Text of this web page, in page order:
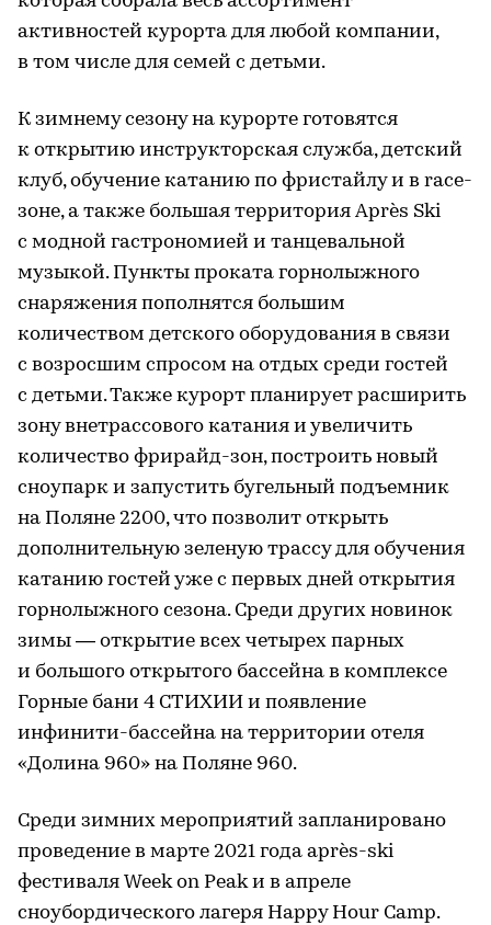
активностей курорта для любой компании,
в том числе для семей с детьми.
К зимнему сезону на курорте готовятся
к открытию инструкторская служба, детский
клуб, обучение катанию по фристайлу и в race-
зоне, а также большая территория Après Ski
с модной гастрономией и танцевальной
музыкой. Пункты проката горнолыжного
снаряжения пополнятся большим
количеством детского оборудования в связи
с возросшим спросом на отдых среди гостей
с детьми. Также курорт планирует расширить
зону внетрассового катания и увеличить
количество фрирайд-зон, построить новый
сноупарк и запустить бугельный подъемник
на Поляне 2200, что позволит открыть
дополнительную зеленую трассу для обучения
катанию гостей уже с первых дней открытия
горнолыжного сезона. Среди других новинок
зимы — открытие всех четырех парных
и большого открытого бассейна в комплексе
Горные бани 4 СТИХИИ и появление
инфинити-бассейна на территории отеля
«Долина 960» на Поляне 960.
Среди зимних мероприятий запланировано
проведение в марте 2021 года après-ski
фестиваля Week on Peak и в апреле
сноубордического лагеря Happy Hour Camp.